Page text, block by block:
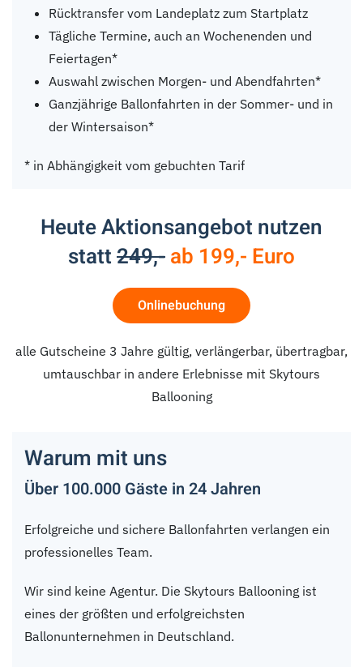
Rücktransfer vom Landeplatz zum Startplatz
Tägliche Termine, auch an Wochenenden und
Feiertagen*
Auswahl zwischen Morgen- und Abendfahrten*
Ganzjährige Ballonfahrten in der Sommer- und in
der Wintersaison*
* in Abhängigkeit vom gebuchten Tarif
Heute Aktionsangebot nutzen
statt249,-ab 199,- Euro
Onlinebuchung
alle Gutscheine 3 Jahre gültig, verlängerbar, übertragbar,
umtauschbar in andere Erlebnisse mit Skytours
Ballooning
Warum mit uns
Über 100.000 Gäste in 24 Jahren
Erfolgreiche und sichere Ballonfahrten verlangen ein
professionelles Team.
Wir sind keine Agentur. Die Skytours Ballooning ist
eines der größten und erfolgreichsten
Ballonunternehmen in Deutschland.